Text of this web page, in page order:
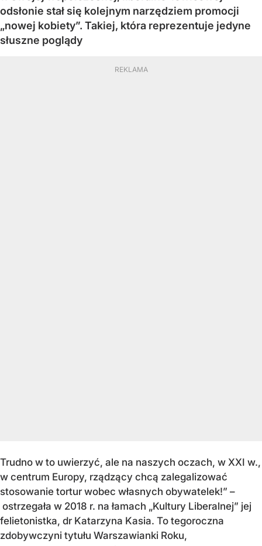
odsłonie stał się kolejnym narzędziem promocji
„nowej kobiety”. Takiej, która reprezentuje jedyne
słuszne poglądy
Trudno w to uwierzyć, ale na naszych oczach, w XXI w.,
w centrum Europy, rządzący chcą zalegalizować
stosowanie tortur wobec własnych obywatelek!” –
ostrzegała w 2018 r. na łamach „Kultury Liberalnej” jej
felietonistka, dr Katarzyna Kasia. To tegoroczna
zdobywczyni tytułu Warszawianki Roku,